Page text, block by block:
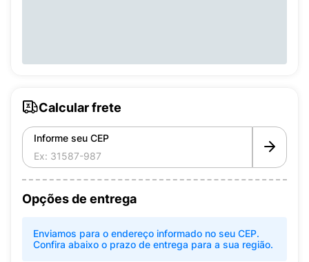
Calcular frete
Informe seu CEP
Opções de entrega
Enviamos para o endereço informado no seu CEP.
Confira abaixo o prazo de entrega para a sua região.